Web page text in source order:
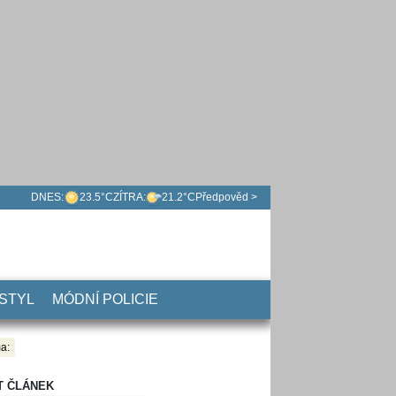
DNES: 23.5°CZÍTRA: 21.2°C Předpověd >
MÓDNÍ POLICIE
ČLÁNEK